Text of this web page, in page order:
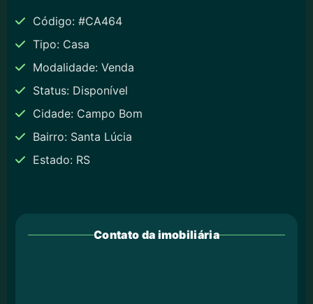
Código: #CA464
Tipo: Casa
Modalidade: Venda
Status: Disponível
Cidade: Campo Bom
Bairro: Santa Lúcia
Estado: RS
Contato da imobiliária